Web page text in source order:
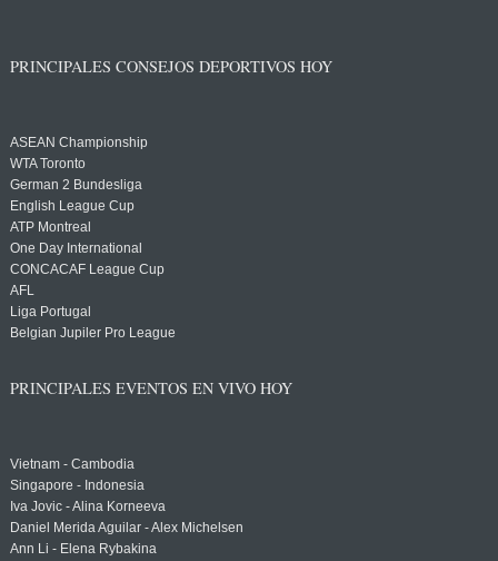
PRINCIPALES CONSEJOS DEPORTIVOS HOY
ASEAN Championship
WTA Toronto
German 2 Bundesliga
English League Cup
ATP Montreal
One Day International
CONCACAF League Cup
AFL
Liga Portugal
Belgian Jupiler Pro League
PRINCIPALES EVENTOS EN VIVO HOY
Vietnam - Cambodia
Singapore - Indonesia
Iva Jovic - Alina Korneeva
Daniel Merida Aguilar - Alex Michelsen
Ann Li - Elena Rybakina